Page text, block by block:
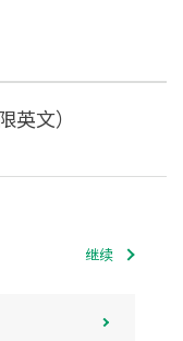
文）
继续